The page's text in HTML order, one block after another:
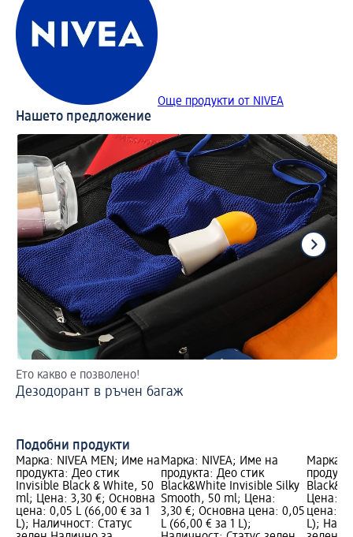
Още продукти от NIVEA
Нашето предложение
Ето какво е позволено!
Дезодорант в ръчен багаж
Подобни продукти
Марка: NIVEA MEN; Име на
продукта: Део стик
Invisible Black & White, 50
ml; Цена: 3,30 €; Основна
цена: 0,05 L (66,00 € за 1
L); Наличност: Статус
Марка: NIVEA; Име на
продукта: Део стик
Black&White Invisible Silky
Smooth, 50 ml; Цена:
3,30 €; Основна цена: 0,05
L (66,00 € за 1 L);
Марка:
Цена:
цена:
L);